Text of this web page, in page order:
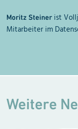
Moritz Steiner ist
Mitarbeiter im
Weitere